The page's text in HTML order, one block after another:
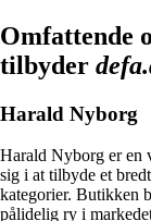
Omfattende
tilbyder
Harald Nyborg
Harald Nyborg er en
sig i at tilbyde et
kategorier. Butikken
pålidelig ry i